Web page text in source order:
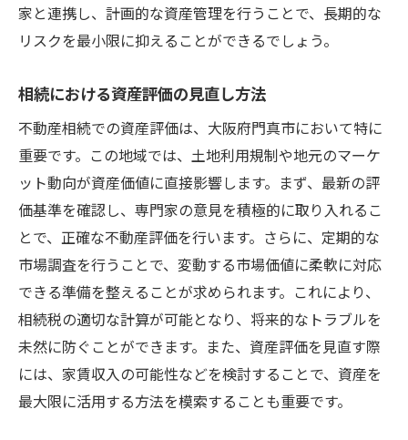
家と連携し、計画的な資産管理を行うことで、長期的な
リスクを最小限に抑えることができるでしょう。
相続における資産評価の見直し方法
不動産相続での資産評価は、大阪府門真市において特に
重要です。この地域では、土地利用規制や地元のマーケ
ット動向が資産価値に直接影響します。まず、最新の評
価基準を確認し、専門家の意見を積極的に取り入れるこ
とで、正確な不動産評価を行います。さらに、定期的な
市場調査を行うことで、変動する市場価値に柔軟に対応
できる準備を整えることが求められます。これにより、
相続税の適切な計算が可能となり、将来的なトラブルを
未然に防ぐことができます。また、資産評価を見直す際
には、家賃収入の可能性などを検討することで、資産を
最大限に活用する方法を模索することも重要です。